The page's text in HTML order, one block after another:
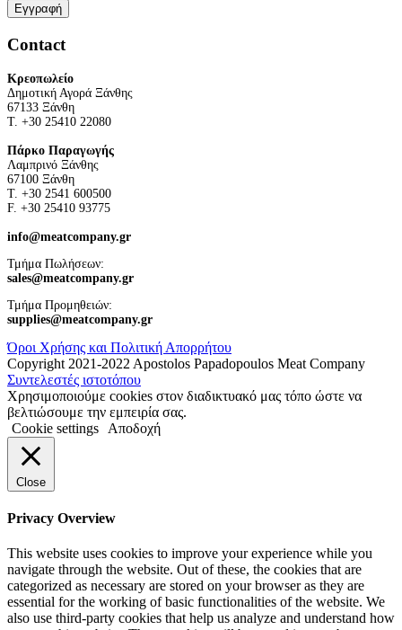
Contact
Κρεοπωλείο
Δημοτική Αγορά Ξάνθης
67133 Ξάνθη
Τ. +30 25410 22080
Πάρκο Παραγωγής
Λαμπρινό Ξάνθης
67100 Ξάνθη
Τ. +30 2541 600500
F. +30 25410 93775
info@meatcompany.gr
Τμήμα Πωλήσεων:
sales@meatcompany.gr
Τμήμα Προμηθειών:
supplies@meatcompany.gr
Όροι Χρήσης και Πολιτική Απορρήτου
Copyright 2021-2022 Apostolos Papadopoulos Meat Company
Συντελεστές ιστοτόπου
Χρησιμοποιούμε cookies στον διαδικτυακό μας τόπο ώστε να
βελτιώσουμε την εμπειρία σας.
Cookie settings
Αποδοχή
Close
Privacy Overview
This website uses cookies to improve your experience while you
navigate through the website. Out of these, the cookies that are
categorized as necessary are stored on your browser as they are
essential for the working of basic functionalities of the website. We
also use third-party cookies that help us analyze and understand how